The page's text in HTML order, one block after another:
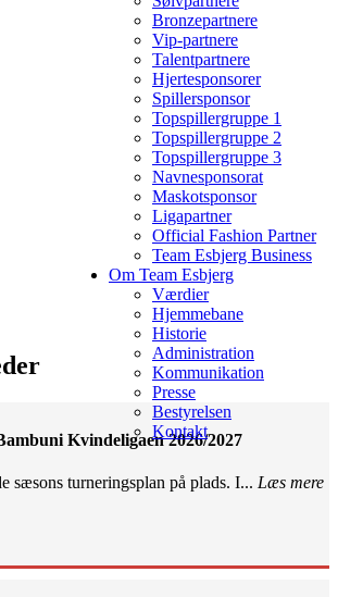
Bronzepartnere
Vip-partnere
Talentpartnere
Hjertesponsorer
Spillersponsor
Topspillergruppe 1
Topspillergruppe 2
Topspillergruppe 3
Navnesponsorat
Maskotsponsor
Ligapartner
Official Fashion Partner
Team Esbjerg Business
Om Team Esbjerg
Værdier
Hjemmebane
Historie
Administration
Kommunikation
Presse
Bestyrelsen
Kontakt
Kvindeligaen 2026/2027
sæsons turneringsplan på plads. I... Læs mere